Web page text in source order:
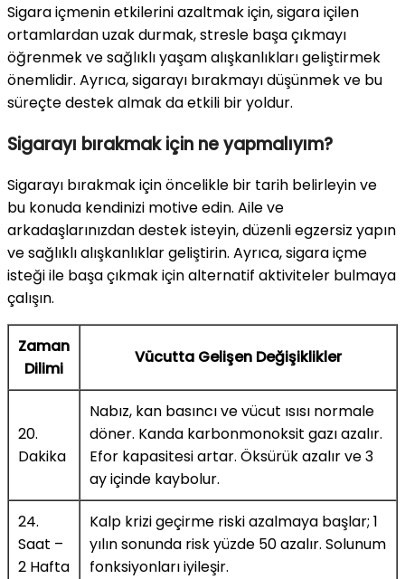
Sigara içmenin etkilerini azaltmak için, sigara içilen
ortamlardan uzak durmak, stresle başa çıkmayı
öğrenmek ve sağlıklı yaşam alışkanlıkları geliştirmek
önemlidir. Ayrıca, sigarayı bırakmayı düşünmek ve bu
süreçte destek almak da etkili bir yoldur.
Sigarayı bırakmak için ne yapmalıyım?
Sigarayı bırakmak için öncelikle bir tarih belirleyin ve
bu konuda kendinizi motive edin. Aile ve
arkadaşlarınızdan destek isteyin, düzenli egzersiz yapın
ve sağlıklı alışkanlıklar geliştirin. Ayrıca, sigara içme
isteği ile başa çıkmak için alternatif aktiviteler bulmaya
çalışın.
Zaman
Dilimi
Vücutta Gelişen Değişiklikler
20.
Dakika
Nabız, kan basıncı ve vücut ısısı normale
döner. Kanda karbonmonoksit gazı azalır.
Efor kapasitesi artar. Öksürük azalır ve 3
ay içinde kaybolur.
24.
Saat –
2 Hafta
Kalp krizi geçirme riski azalmaya başlar; 1
yılın sonunda risk yüzde 50 azalır. Solunum
fonksiyonları iyileşir.